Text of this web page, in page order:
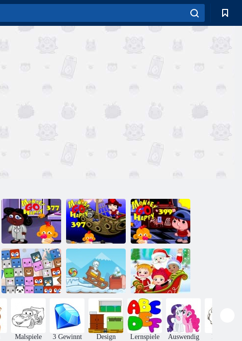
Affe Go Happy
Stage 377
Monkey Go
Happy Stage
397
Affe GO Happy
Stage 399
Tierfinder
Finden Sie die
Süßigkeit:
Winter
Baby-
Haselnuss -
Weihnachtsüberraschung
Malspiele 3 Gewinnt Design Lernspiele Auswendig Hüpfen